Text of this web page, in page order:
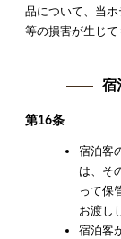
品について、当
等の損害が生じて
宿
第16条
宿泊客
は、そ
って保
お渡し
宿泊客